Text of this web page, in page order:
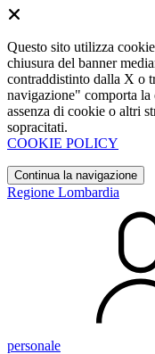
Questo sito utilizza
chiusura del banner
contraddistinto dalla X o
navigazione" comporta
assenza di cookie o altri
sopracitati.
COOKIE POLICY
Continua la navigazione
Regione Lombardia
personale